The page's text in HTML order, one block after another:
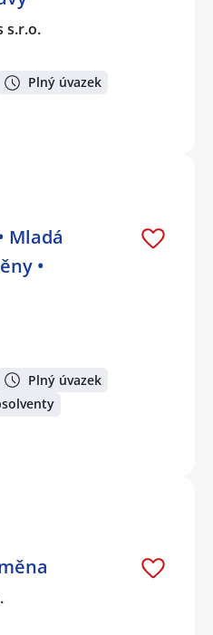
s.r.o.
Plný úvazek
Mladá
•
Plný úvazek